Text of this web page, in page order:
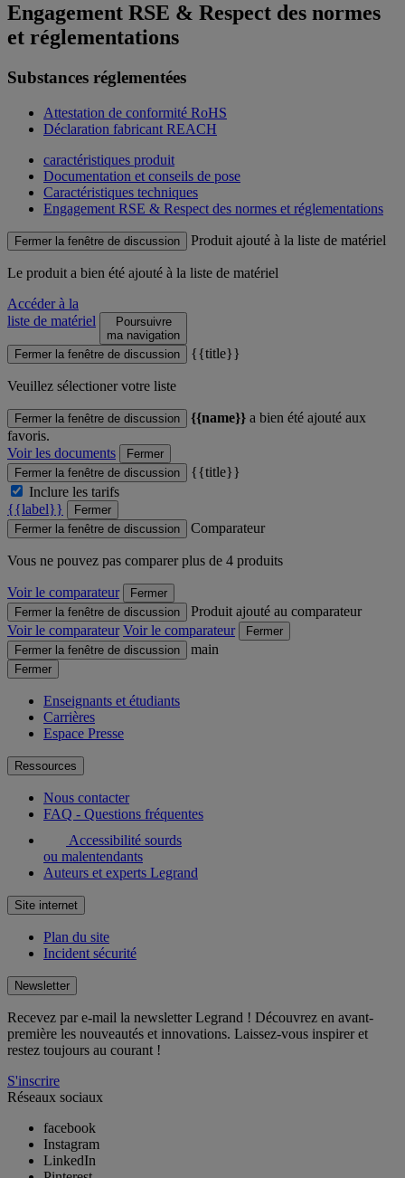
Engagement RSE & Respect des normes
et réglementations
Substances réglementées
Attestation de conformité RoHS
Déclaration fabricant REACH
caractéristiques produit
Documentation et conseils de pose
Caractéristiques techniques
Engagement RSE & Respect des normes et réglementations
Fermer la fenêtre de discussion Produit ajouté à la liste de matériel
Le produit a bien été ajouté à la liste de matériel
Accéder à la
liste de matériel
Poursuivre
ma navigation
Fermer la fenêtre de discussion
{{title}}
Veuillez sélectioner votre liste
Fermer la fenêtre de discussion {{name}} a bien été ajouté aux
favoris.
Voir les documents
Fermer
Fermer la fenêtre de discussion
{{title}}
Inclure les tarifs
{{label}}
Fermer
Fermer la fenêtre de discussion
Comparateur
Vous ne pouvez pas comparer plus de 4 produits
Voir le comparateur
Fermer
Fermer la fenêtre de discussion
Produit ajouté au comparateur
Voir le comparateur Voir le comparateur
Fermer
Fermer la fenêtre de discussion
main
Fermer
Enseignants et étudiants
Carrières
Espace Presse
Ressources
Nous contacter
FAQ - Questions fréquentes
Accessibilité sourds
ou malentendants
Auteurs et experts Legrand
Site internet
Plan du site
Incident sécurité
Newsletter
Recevez par e-mail la newsletter Legrand ! Découvrez en avant-
première les nouveautés et innovations. Laissez-vous inspirer et
restez toujours au courant !
S'inscrire
Réseaux sociaux
facebook
Instagram
LinkedIn